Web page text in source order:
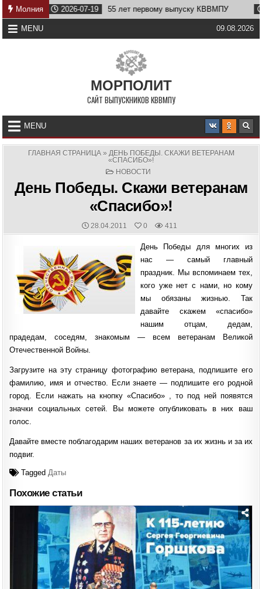
Skip
to
content
Молния2026-07-19 55 лет первому выпуску КВВМПУ
MENU 09.08.2026
МОРПОЛИТ
САЙТ ВЫПУСКНИКОВ КВВМПУ
MENU
ГЛАВНАЯ СТРАНИЦА» ДЕНЬ ПОБЕДЫ. СКАЖИ ВЕТЕРАНАМ
«СПАСИБО»!
POSTED
НОВОСТИ
День Победы. Скажи ветеранам
«Спасибо»!
PUBLISHED
DATE:
28.04.2011 0 411
День Победы для многих из
нас — самый главный
праздник. Мы вспоминаем тех,
кого уже нет с нами, но кому
мы обязаны жизнью. Так
давайте скажем «спасибо»
нашим отцам, дедам,
прадедам, соседям, знакомым — всем ветеранам Великой
Отечественной Войны.
Загрузите на эту страницу фотографию ветерана, подпишите его
фамилию, имя и отчество. Если знаете — подпишите его родной
город. Если нажать на кнопку «Спасибо» , то под ней появятся
значки социальных сетей. Вы можете опубликовать в них ваш
голос.
Давайте вместе поблагодарим наших ветеранов за их жизнь и за их
подвиг.
TaggedДаты
Похожие статьи
Posted
in